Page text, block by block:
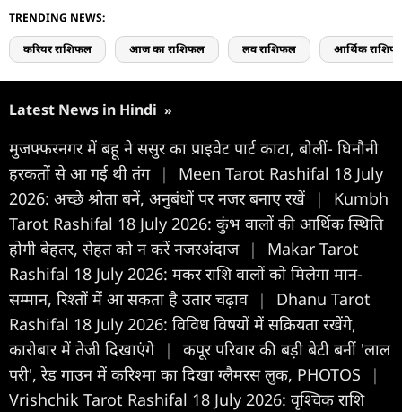
TRENDING NEWS:
करियर राशिफल आज का राशिफल लव राशिफल आर्थिक
Latest News in Hindi »
मुजफ्फरनगर में बहू ने ससुर का प्राइवेट पार्ट काटा, बोलीं- घिनौनी
हरकतों से आ गई थी तंग |
Meen Tarot Rashifal 18 July
2026: अच्छे श्रोता बनें, अनुबंधों पर नजर बनाए रखें
|
Kumbh
Tarot Rashifal 18 July 2026: कुंभ वालों की आर्थिक स्थिति
होगी बेहतर, सेहत को न करें नजरअंदाज |
Makar Tarot
Rashifal 18 July 2026: मकर राशि वालों को मिलेगा मान-
सम्मान, रिश्तों में आ सकता है उतार चढ़ाव |
Dhanu Tarot
Rashifal 18 July 2026: विविध विषयों में सक्रियता रखेंगे,
कारोबार में तेजी दिखाएंगे |
कपूर परिवार की बड़ी बेटी बनीं 'लाल
परी', रेड गाउन में करिश्मा का दिखा ग्लैमरस लुक, PHOTOS
|
Vrishchik Tarot Rashifal 18 July 2026: वृश्चिक राशि